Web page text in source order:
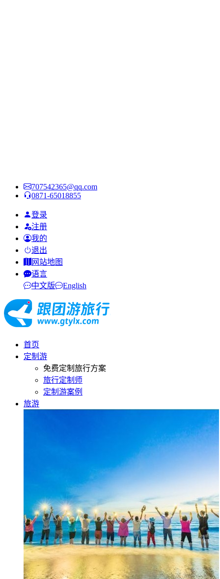
707542365@qq.com
0871-65018855
登录
注册
我的
退出
网站地图
语言
中文版
English
首页
定制游
免费定制旅行方案
旅行定制师
定制游案例
旅游